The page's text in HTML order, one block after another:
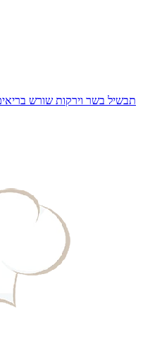
תבשיל בשר וירקות שורש